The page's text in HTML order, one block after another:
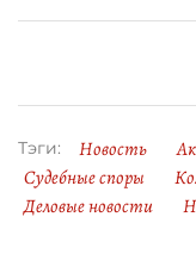
Тэги: Новость
Судебные споры
Деловые новости